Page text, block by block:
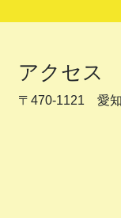
アクセス
〒470-1121 愛